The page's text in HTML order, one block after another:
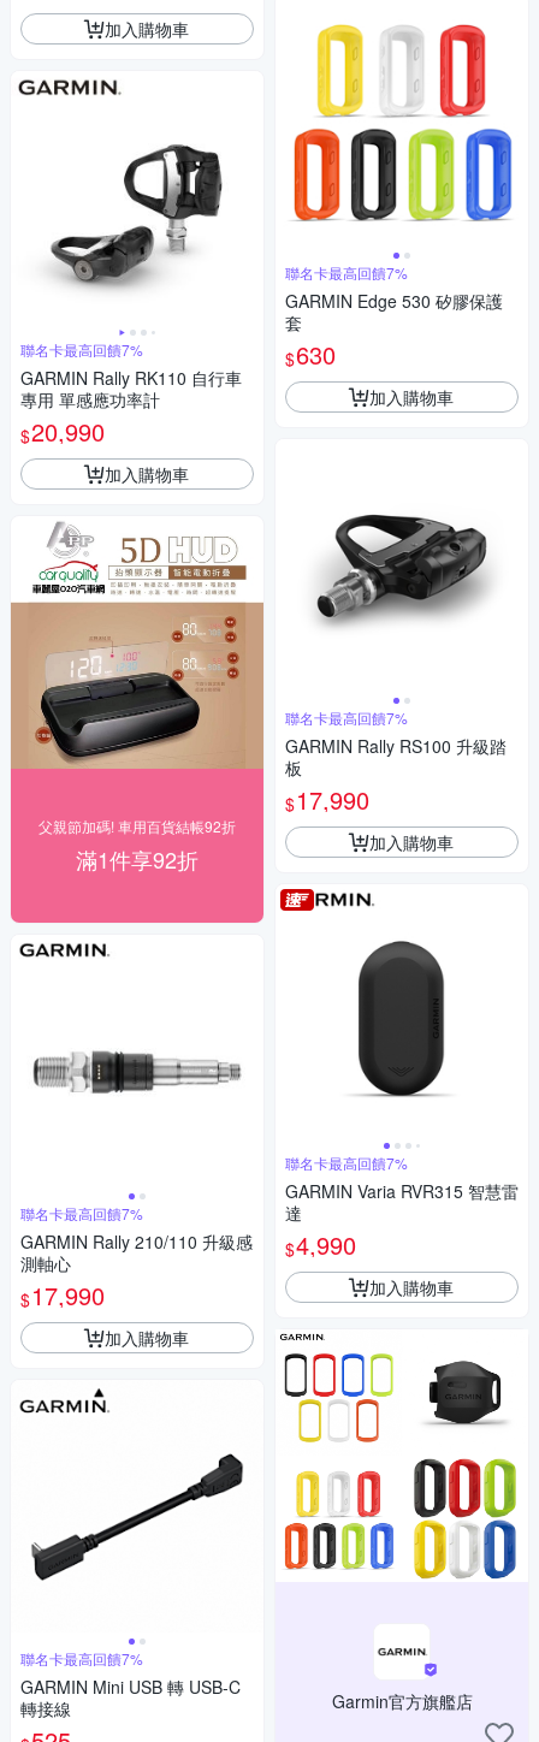
加入購物車
聯名卡最高回饋7%
GARMIN Rally RK110 自行車
專用 單感應功率計
$20,990
加入購物車
父親節加碼! 車用百貨結帳92折
滿1件享92折
聯名卡最高回饋7%
GARMIN Rally 210/110 升級感
測軸心
$17,990
加入購物車
聯名卡最高回饋7%
GARMIN Mini USB 轉 USB-C
轉接線
聯名卡最高回饋7%
GARMIN Edge 530 矽膠保護
套
$630
加入購物車
聯名卡最高回饋7%
GARMIN Rally RS100 升級踏
板
$17,990
加入購物車
聯名卡最高回饋7%
GARMIN Varia RVR315 智慧雷
達
$4,990
加入購物車
Garmin官方旗艦店